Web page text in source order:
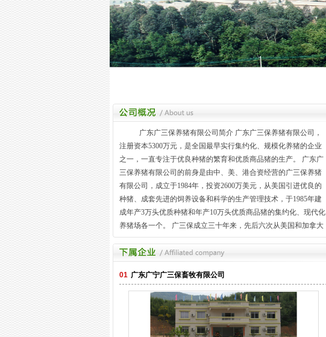
广东广三保养猪有限公司简介 广东广三保养猪有限公司，
注册资本5300万元，是全国最早实行集约化、规模化养猪的企业
之一，一直专注于优良种猪的繁育和优质商品猪的生产。 广东广
三保养猪有限公司的前身是由中、美、港合资经营的广三保养猪
有限公司，成立于1984年，投资2600万美元，从美国引进优良的
种猪、成套先进的饲养设备和科学的生产管理技术，于1985年建
成年产3万头优质种猪和年产10万头优质商品猪的集约化、现代化
养猪场各一个。 广三保成立三十年来，先后六次从美国和加拿大
引进性能优良的曾祖代种猪6700多头及先进的设备和科学的生产
管理模式。公司通过多年的引进、消化、吸收、创新，摸索出一
良种猪繁育体系，为我国养猪业从传统型向现代集约化、产业
化，从肥肉型向瘦肉型转变做出了贡献，起到了先导、和示范的
作用。 目前，公司拥有年出栏5万头曾祖代、祖代及父母代的增城
原种猪场、年出栏各6万头曾祖代、祖代及父母代的广宁原种猪
场、阳江原种猪场及开平原种猪场和年出栏1.5万头商品猪的顺德
01 广东广宁广三保畜牧有限公司